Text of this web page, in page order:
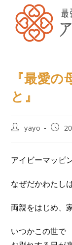
『最愛
と』
yayo
アイビーマッピ
なぜだかわたし
両親をはじめ、
いつかこの世で